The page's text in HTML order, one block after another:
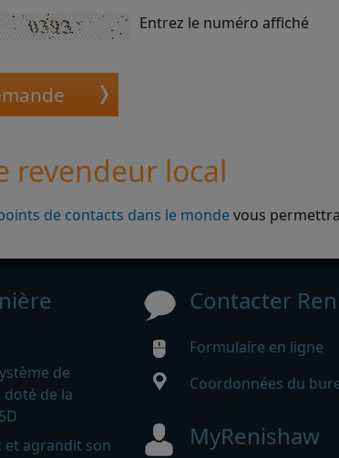
Entrez le numéro affiché
revendeur local
de contacts dans le mondevous
de
de la
et agrandit son
Contacter
Formulaire en ligne
Coordonnées du
MyRenishaw